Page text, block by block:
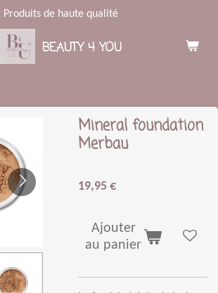
BEAUTY 4 YOU
Produits de haute qualité
Mineral foundation
Merbau
19,95 €
Ajouter
au panier